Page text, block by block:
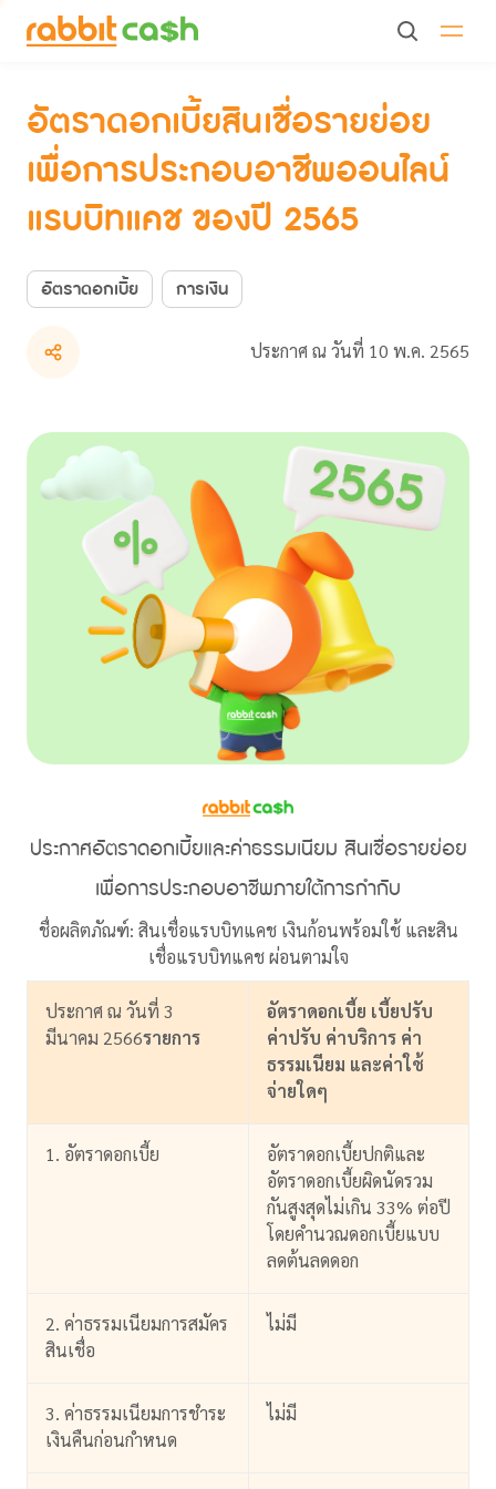
อัตราดอกเบี้ยสินเชื่อรายย่อยเพื่อการประกอบอาชีพออนไลน์แรบ
บิทแคช ของปี 2565
อัตราดอกเบี้ยสินเชื่อรายย่อย
เพื่อการประกอบอาชีพออนไลน์
แรบบิทแคช ของปี 2565
อัตราดอกเบี้ย การเงิน
ประกาศ ณ วันที่ 10 พ.ค. 2565
ประกาศอัตราดอกเบี้ยและค่าธรรมเนียม สินเชื่อรายย่อย
เพื่อการประกอบอาชีพภายใต้การกำกับ
ชื่อผลิตภัณฑ์: สินเชื่อแรบบิทแคช เงินก้อนพร้อมใช้ และสิน
เชื่อแรบบิทแคช ผ่อนตามใจ
ประกาศ ณ วันที่ 3
มีนาคม 2566รายการ
อัตราดอกเบี้ย เบี้ยปรับ
ค่าปรับ ค่าบริการ ค่า
ธรรมเนียม และค่าใช้
จ่ายใดๆ
1. อัตราดอกเบี้ย
อัตราดอกเบี้ยปกติและ
อัตราดอกเบี้ยผิดนัดรวม
กันสูงสุดไม่เกิน 33% ต่อปี
โดยคำนวณดอกเบี้ยแบบ
ลดต้นลดดอก
2. ค่าธรรมเนียมการสมัคร
สินเชื่อ
ไม่มี
3.ค่าธรรมเนียมการชำระ
เงินคืนก่อนกำหนด
ไม่มี